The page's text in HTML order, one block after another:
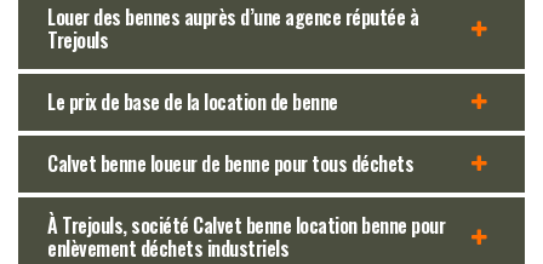
Louer des bennes auprès d’une agence réputée à
Trejouls
Le prix de base de la location de benne
Calvet benne loueur de benne pour tous déchets
À Trejouls, société Calvet benne location benne pour
enlèvement déchets industriels